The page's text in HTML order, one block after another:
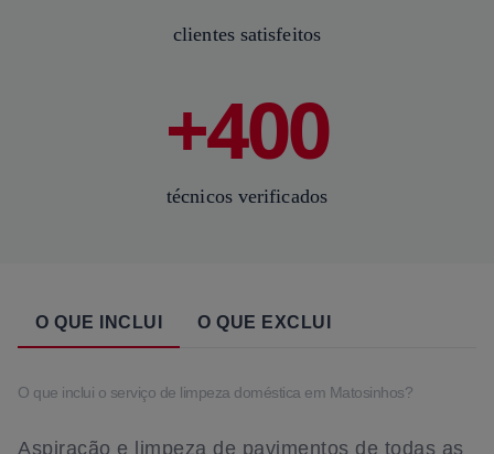
clientes satisfeitos
+400
técnicos verificados
O QUE INCLUI O QUE EXCLUI
O que inclui o serviço de limpeza doméstica em Matosinhos?
Aspiração e limpeza de pavimentos de todas as